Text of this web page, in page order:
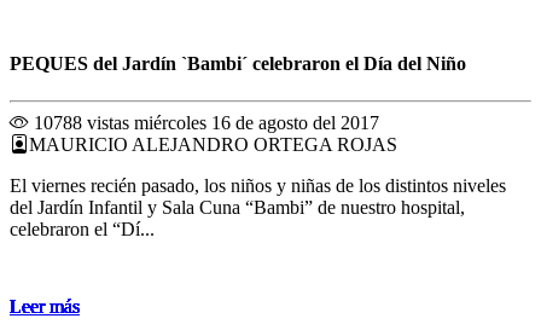
Leer más
Leer más
Leer más
Leer más
Leer más
Leer más
Leer más
PEQUES del Jardín `Bambi´ celebraron el Día del Niño
10788 vistas miércoles 16 de agosto del 2017
MAURICIO ALEJANDRO ORTEGA ROJAS
El viernes recién pasado, los niños y niñas de los distintos niveles
del Jardín Infantil y Sala Cuna “Bambi” de nuestro hospital,
celebraron el “Dí...
Leer más
Leer más
Leer más
Leer más
Leer más